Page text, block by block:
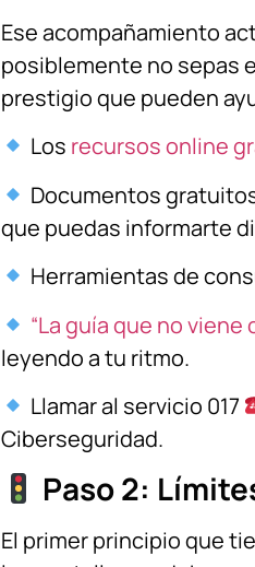
Ese acompañamiento
posiblemente no sepas
prestigio que pueden
Los recursos online
Documentos
que puedas informarte
Herramientas de
“La guía que no viene
leyendo a tu ritmo.
Llamar al servicio 017
Ciberseguridad.
Paso 2:
El primer principio que